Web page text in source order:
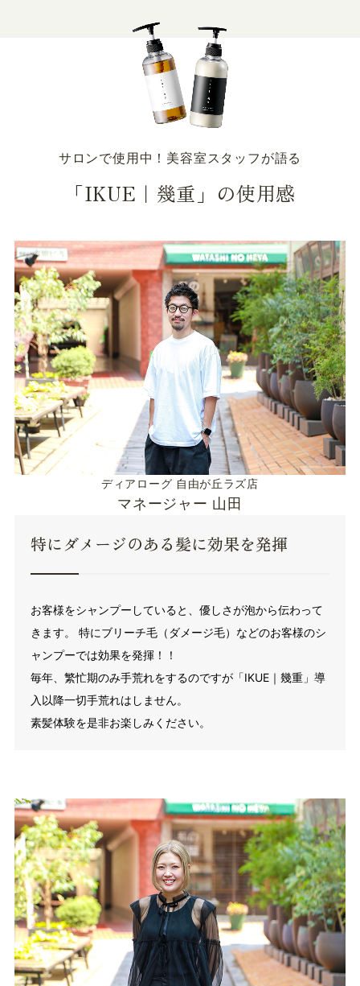
サロンで使用中！美容室スタッフが語る
「IKUE｜幾重」の使用感
ディアローグ 自由が丘ラズ店
マネージャー 山田
特にダメージのある髪に効果を発揮
お客様をシャンプーしていると、優しさが泡から伝わって
きます。 特にブリーチ毛（ダメージ毛）などのお客様のシ
ャンプーでは効果を発揮！！
毎年、繁忙期のみ手荒れをするのですが「IKUE｜幾重」導
入以降一切手荒れはしません。
素髪体験を是非お楽しみください。